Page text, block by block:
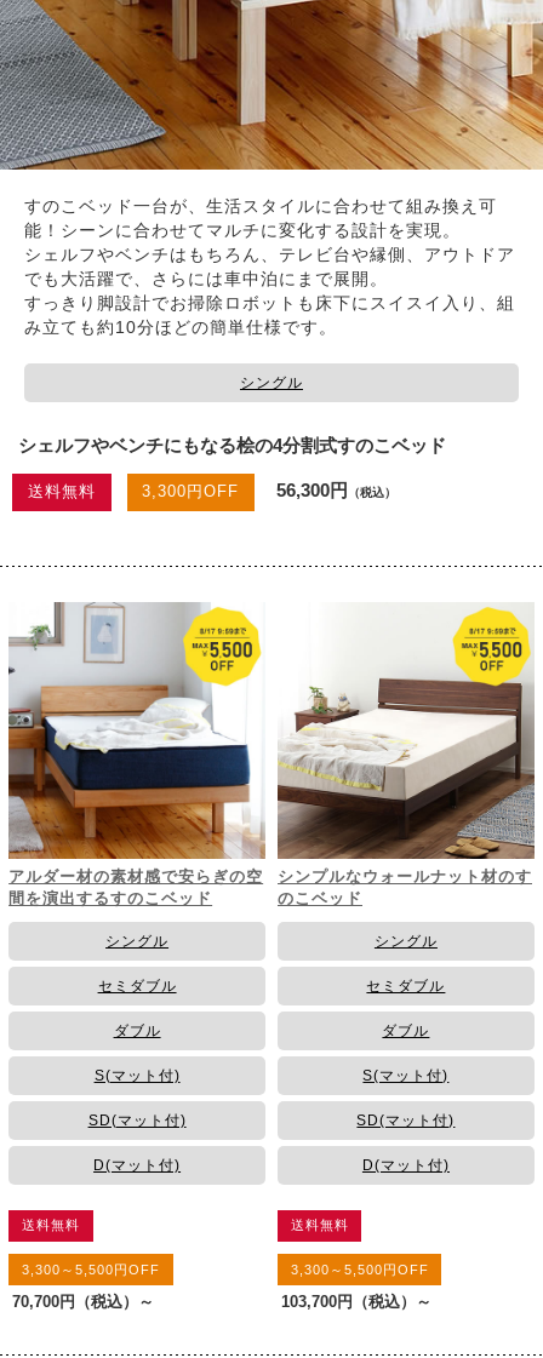
すのこベッド一台が、生活スタイルに合わせて組み換え可
能！シーンに合わせてマルチに変化する設計を実現。
シェルフやベンチはもちろん、テレビ台や縁側、アウトドア
でも大活躍で、さらには車中泊にまで展開。
すっきり脚設計でお掃除ロボットも床下にスイスイ入り、組
み立ても約10分ほどの簡単仕様です。
シングル
シェルフやベンチにもなる桧の4分割式すのこベッド
送料無料 3,300円OFF 56,300円 （税込）
アルダー材の素材感で安らぎの空
間を演出するすのこベッド
シングル
セミダブル
ダブル
S(マット付)
SD(マット付)
D(マット付)
送料無料
3,300～5,500円OFF
70,700円 （税込）～
シンプルなウォールナット材のす
のこベッド
シングル
セミダブル
ダブル
S(マット付)
SD(マット付)
D(マット付)
送料無料
3,300～5,500円OFF
103,700円 （税込）～